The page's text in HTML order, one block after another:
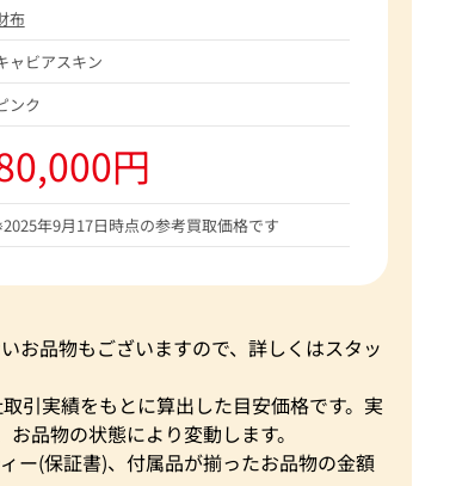
布
ャビアスキン
ンク
円
年9月17日時点の参考買取価格です
お品物もございますので、詳しくはスタッ
引実績をもとに算出した目安価格です。実
品物の状態により変動します。
ー(保証書)、付属品が揃ったお品物の金額